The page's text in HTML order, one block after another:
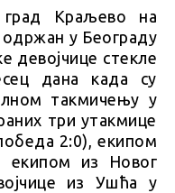
град Краљево на
одржан у Београду
девојчице стекле
дана када су
такмичењу у
три утакмице
2:0), екипом
екипом из Новог
из Ушћа у